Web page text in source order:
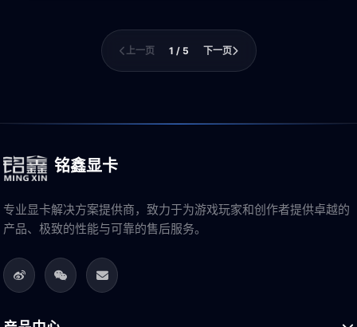
上一页 1 / 5 下一页
铭鑫显卡
专业显卡解决方案提供商，致力于为游戏玩家和创作者提供卓越的
产品、极致的性能与可靠的售后服务。